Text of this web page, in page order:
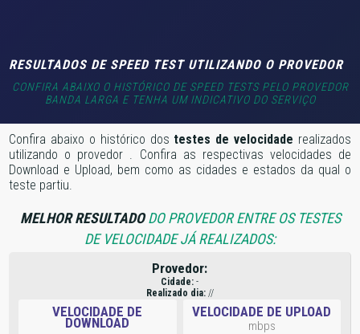
RESULTADOS DE SPEED TEST UTILIZANDO O PROVEDOR
CONFIRA ABAIXO O HISTÓRICO DE SPEED TESTS PELO PROVEDOR
BANDA LARGA E TENHA UM INDICATIVO DO SERVIÇO
Confira abaixo o histórico dos testes de velocidade realizados
utilizando o provedor . Confira as respectivas velocidades de
Download e Upload, bem como as cidades e estados da qual o
teste partiu.
MELHOR RESULTADODO PROVEDOR ENTRE OS TESTES
DE VELOCIDADE JÁ REALIZADOS:
Provedor:
Cidade: -
Realizado dia://
VELOCIDADE DE
DOWNLOAD
VELOCIDADE DE UPLOAD
mbps